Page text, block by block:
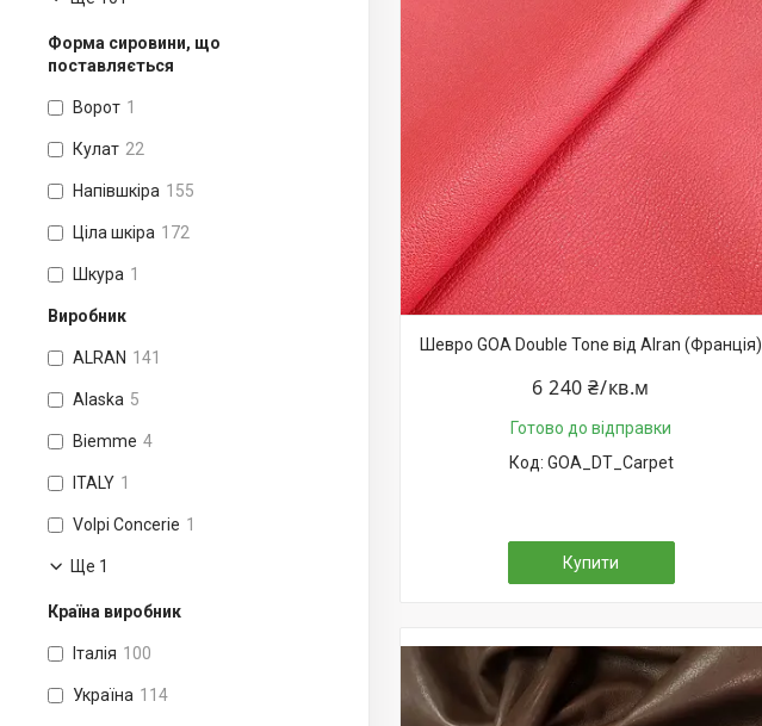
Форма сировини, що
поставляється
Ворот 1
Кулат 22
Напівшкіра 155
Ціла шкіра 172
Шкура 1
Виробник
ALRAN 141
Alaska 5
Biemme 4
ITALY 1
Volpi Concerie 1
Ще 1
Країна виробник
Італія 100
Україна 114
Шевро GOA Double Tone від Alran (Франція)
6 240 ₴/кв.м
Готово до відправки
GOA_DT_Carpet
Купити